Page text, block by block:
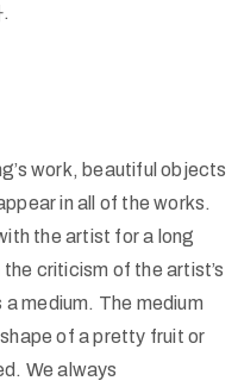
work, beautiful objects
in all of the works.
the artist for a long
criticism of the artist’s
medium. The medium
of a pretty fruit or
We always